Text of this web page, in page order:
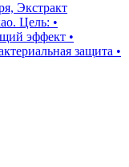
Экстракт
Цель: •
эффект •
защита •